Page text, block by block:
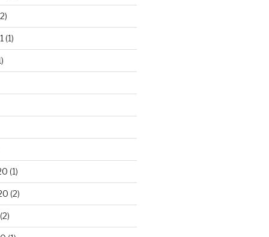
(1)
(1)
(2)
(2)